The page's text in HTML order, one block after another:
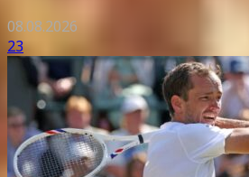
08.08.2026
23